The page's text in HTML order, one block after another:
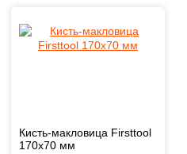
Кисть-макловица Firsttool
170х70 мм